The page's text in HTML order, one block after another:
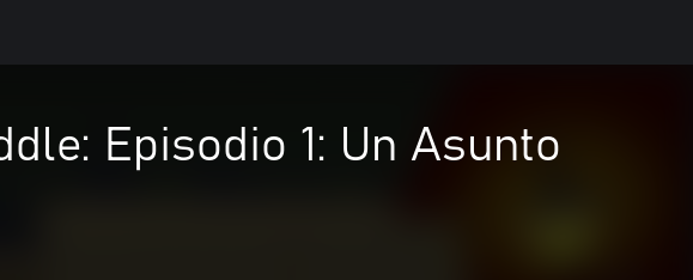
Episodio 1: Un Asunto